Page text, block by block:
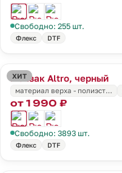
Свободно: 255 шт.
Флекс DTF
ХИТ
Рюкзак Altro, черный
материал верха - полиэст…
от 1 990 ₽
Свободно: 3893 шт.
Флекс DTF